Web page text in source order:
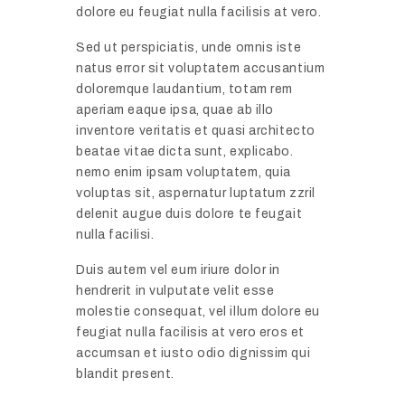
dolore eu feugiat nulla facilisis at vero.
Sed ut perspiciatis, unde omnis iste
natus error sit voluptatem accusantium
doloremque laudantium, totam rem
aperiam eaque ipsa, quae ab illo
inventore veritatis et quasi architecto
beatae vitae dicta sunt, explicabo.
nemo enim ipsam voluptatem, quia
voluptas sit, aspernatur luptatum zzril
delenit augue duis dolore te feugait
nulla facilisi.
Duis autem vel eum iriure dolor in
hendrerit in vulputate velit esse
molestie consequat, vel illum dolore eu
feugiat nulla facilisis at vero eros et
accumsan et iusto odio dignissim qui
blandit present.